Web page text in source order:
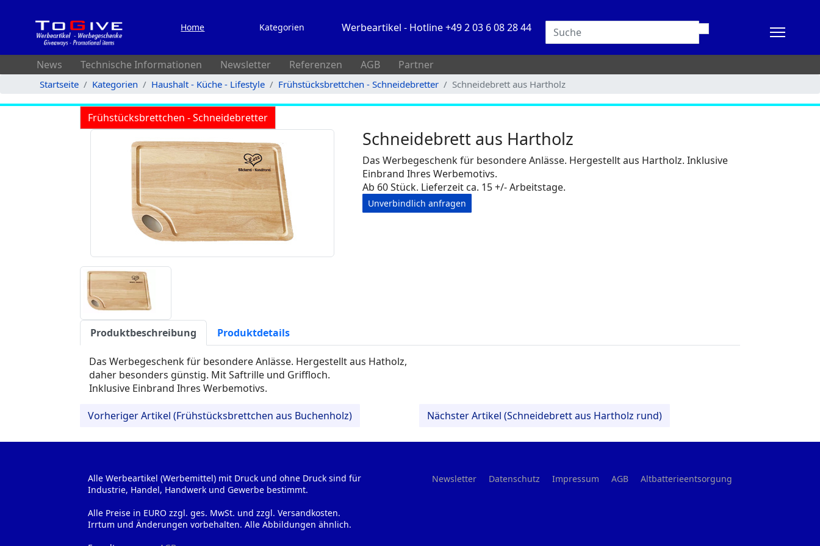
Home Kategorien Werbeartikel - Hotline +49 2 03 6 08 28 44
News Technische Informationen Newsletter Referenzen AGB Partner
Startseite Kategorien Haushalt - Küche - Lifestyle Frühstücksbrettchen - Schneidebretter Schneidebrett aus Hartholz
Frühstücksbrettchen - Schneidebretter
Schneidebrett aus Hartholz
Das Werbegeschenk für besondere Anlässe. Hergestellt aus Hartholz. Inklusive
Einbrand Ihres Werbemotivs.
Ab 60 Stück. Lieferzeit ca. 15 +/- Arbeitstage.
Unverbindlich anfragen
Produktbeschreibung Produktdetails
Das Werbegeschenk für besondere Anlässe. Hergestellt aus Hatholz,
daher besonders günstig. Mit Saftrille und Griffloch.
Inklusive Einbrand Ihres Werbemotivs.
Vorheriger Artikel (Frühstücksbrettchen aus Buchenholz) Nächster Artikel (Schneidebrett aus Hartholz rund)
Alle Werbeartikel (Werbemittel) mit Druck und ohne Druck sind für
Industrie, Handel, Handwerk und Gewerbe bestimmt.
Alle Preise in EURO zzgl. ges. MwSt. und zzgl. Versandkosten.
Irrtum und Änderungen vorbehalten. Alle Abbildungen ähnlich.
Newsletter Datenschutz Impressum AGB Altbatterieentsorgung